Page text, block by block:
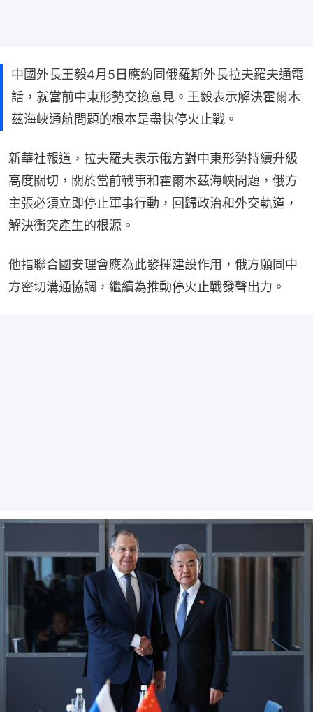
中國外長王毅4月5日應約同俄羅斯外長拉夫羅夫通電
話，就當前中東形勢交換意見。王毅表示解決霍爾木
茲海峽通航問題的根本是盡快停火止戰。
新華社報道，拉夫羅夫表示俄方對中東形勢持續升級
高度關切，關於當前戰事和霍爾木茲海峽問題，俄方
主張必須立即停止軍事行動，回歸政治和外交軌道，
解決衝突產生的根源。
他指聯合國安理會應為此發揮建設作用，俄方願同中
方密切溝通協調，繼續為推動停火止戰發聲出力。